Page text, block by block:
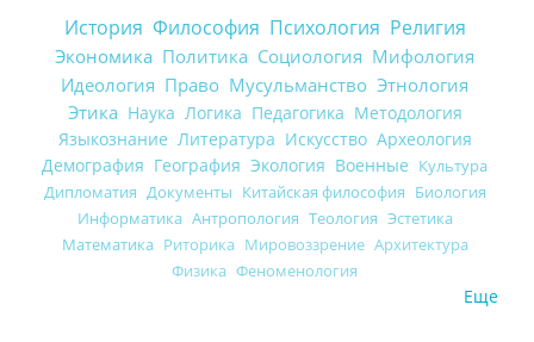
История Философия Психология Религия
Экономика Политика Социология Мифология
Идеология Право Мусульманство Этнология
Этика Наука Логика Педагогика Методология
Языкознание Литература Искусство Археология
Демография География Экология Военные Культура
Дипломатия Документы Китайская философия Биология
Информатика Антропология Теология Эстетика
Математика Риторика Мировоззрение Архитектура
Физика Феноменология
Еще